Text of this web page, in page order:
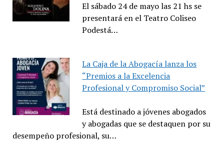
El sábado 24 de mayo las 21 hs se
presentará en el Teatro Coliseo
Podestá…
La Caja de la Abogacía lanza los
“Premios a la Excelencia
Profesional y Compromiso Social”
Está destinado a jóvenes abogados
y abogadas que se destaquen por su
desempeño profesional, su…